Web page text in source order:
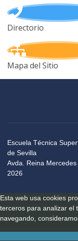
Directorio
Mapa del Sitio
Escuela Técnica
de Sevilla
Avda. Reina
2026
Esta web usa cookies
terceros para analizar el
navegando,